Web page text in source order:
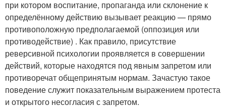
при котором воспитание, пропаганда или склонение к
определённому действию вызывает реакцию — прямо
противоположную предполагаемой (оппозиция или
противодействие) . Как правило, присутствие
реверсивной психологии проявляется в совершении
действий, которые находятся под явным запретом или
противоречат общепринятым нормам. Зачастую такое
поведение служит показательным выражением протеста
и открытого несогласия с запретом.